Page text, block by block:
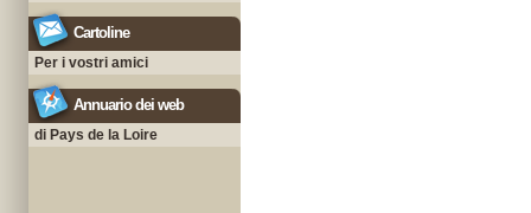
Cartoline
Per i vostri amici
Annuario dei web
di Pays de la Loire